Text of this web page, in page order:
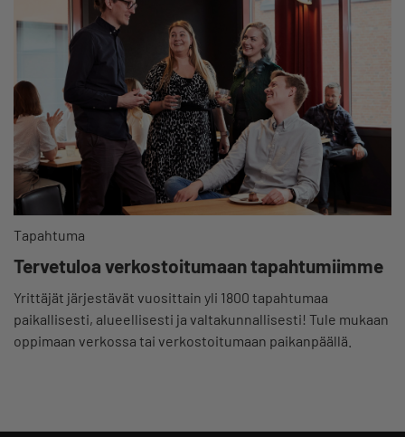
Tapahtuma
Tervetuloa verkostoitumaan tapahtumiimme
Yrittäjät järjestävät vuosittain yli 1800 tapahtumaa
paikallisesti, alueellisesti ja valtakunnallisesti! Tule mukaan
oppimaan verkossa tai verkostoitumaan paikanpäällä.